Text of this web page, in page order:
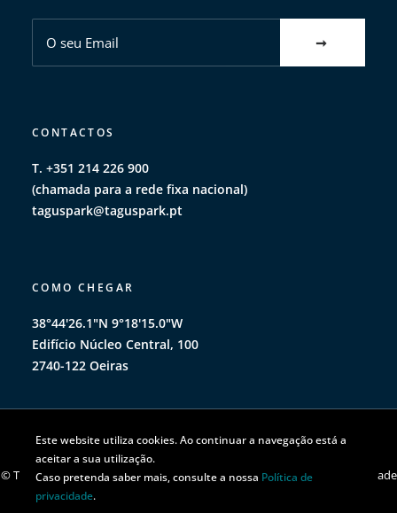
CONTACTOS
T. +351 214 226 900
(chamada para a rede fixa nacional)
taguspark@taguspark.pt
COMO CHEGAR
38°44'26.1"N 9°18'15.0"W
Edifício Núcleo Central, 100
2740-122 Oeiras
© TAGUSPARK 2026 | Todos os direitos reservados |Política de privacidade
Este website utiliza cookies. Ao continuar a navegação está a
aceitar a sua utilização.
Caso pretenda saber mais, consulte a nossa Política de
privacidade.